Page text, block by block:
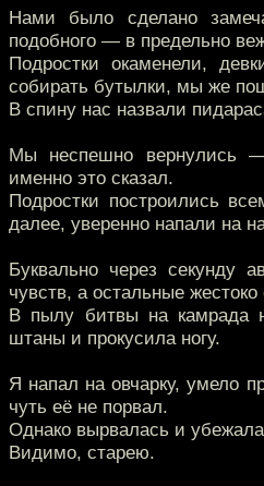
Нами было сделано
подобного — в предельно
Подростки окаменели,
собирать бутылки, мы же
В спину нас назвали
Мы неспешно вернулись —
именно это сказал.
Подростки построились
далее, уверенно напали на
Буквально через секунду
чувств, а остальные
В пылу битвы на камрада
штаны и прокусила ногу.
Я напал на овчарку, умело
чуть её не порвал.
Однако вырвалась и
Видимо, старею.